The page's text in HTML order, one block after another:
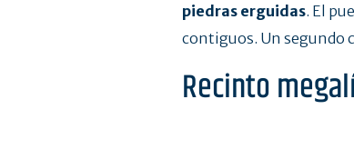
piedras erguidas. El
contiguos. Un segundo
Recinto